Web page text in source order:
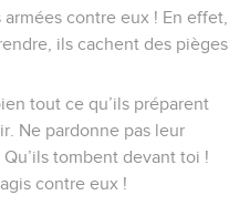
contre eux ! En effet,
ils cachent des pièges
tout ce qu’ils préparent
Ne pardonne pas leur
tombent devant toi !
contre eux !